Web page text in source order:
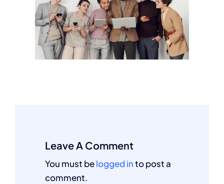
Leave A Comment
You must belogged into post a
comment.